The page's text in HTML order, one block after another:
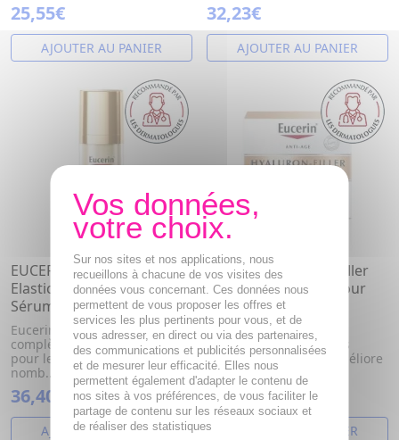
25,55€
AJOUTER AU PANIER
32,23€
AJOUTER AU PANIER
EUCERIN Hyaluron-Filler
Elasticity - Thiamidol
Sérum 3D 30ml
Eucerin offre une gamme
complète de crèmes de soins
pour le visage alliant de
nomb...
36,40€
AJOUTER AU PANIER
EUCERIN Hyaluron-Filler
+Elasticity - Soin de jour
SPF15 pot 50ml
Réduit les rides, même
profondes, et les taches
brunes liées à l'âge. Améliore
l'é...
32,23€
AJOUTER AU PANIER
Sur nos sites et nos applications, nous
recueillons à chacune de vos visites des
données vous concernant. Ces données nous
permettent de vous proposer les offres et
services les plus pertinents pour vous, et de
vous adresser, en direct ou via des partenaires,
des communications et publicités personnalisées
et de mesurer leur efficacité. Elles nous
permettent également d'adapter le contenu de
nos sites à vos préférences, de vous faciliter le
partage de contenu sur les réseaux sociaux et
de réaliser des statistiques